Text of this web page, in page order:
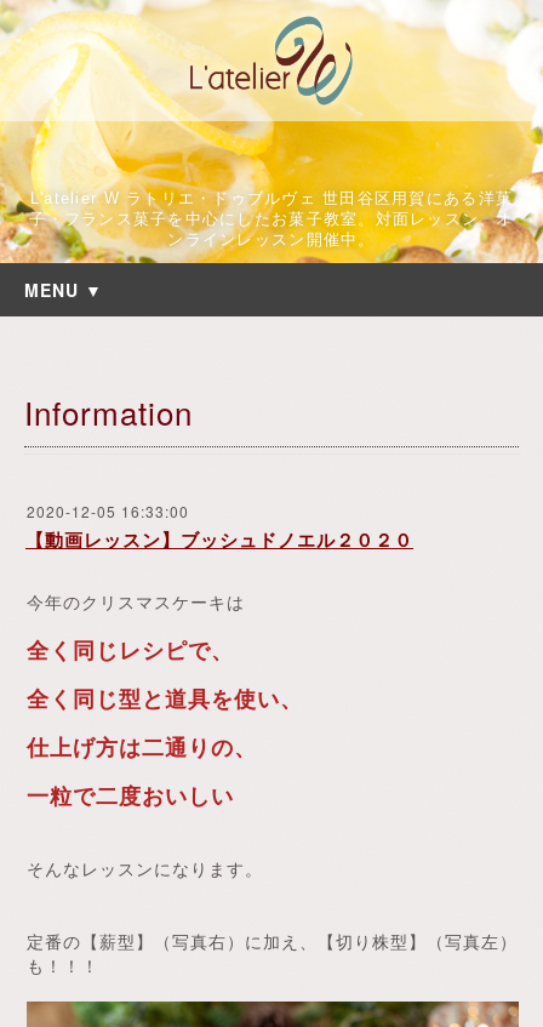
L'atelier W ラトリエ・ドゥブルヴェ 世田谷区用賀にある洋菓
子・フランス菓子を中心にしたお菓子教室。対面レッスン、オ
ンラインレッスン開催中。
MENU ▼
Information
2020-12-05 16:33:00
【動画レッスン】ブッシュドノエル２０２０
今年のクリスマスケーキは
全く同じレシピで、
全く同じ型と道具を使い、
仕上げ方は二通りの、
一粒で二度おいしい
そんなレッスンになります。
定番の【薪型】（写真右）に加え、【切り株型】（写真左）
も！！！